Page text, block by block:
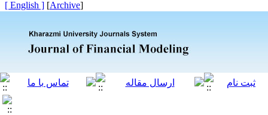
[
Archive
]
[ English ]